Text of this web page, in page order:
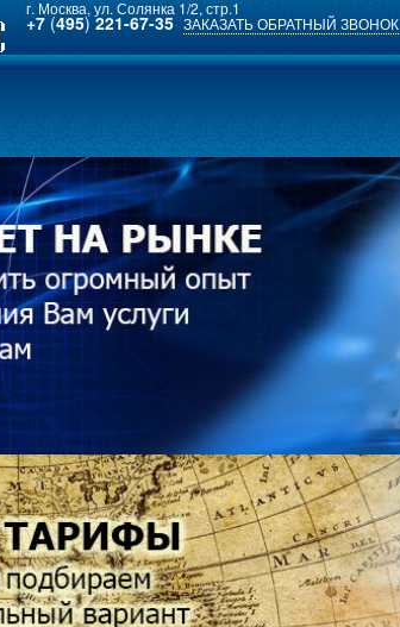
г. Москва, ул. Солянка 1/2, стр.1
+7 (495)221-67-35 ЗАКАЗАТЬ ОБРАТНЫЙ ЗВОНОК